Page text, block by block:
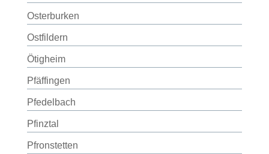
Osterburken
Ostfildern
Ötigheim
Pfäffingen
Pfedelbach
Pfinztal
Pfronstetten